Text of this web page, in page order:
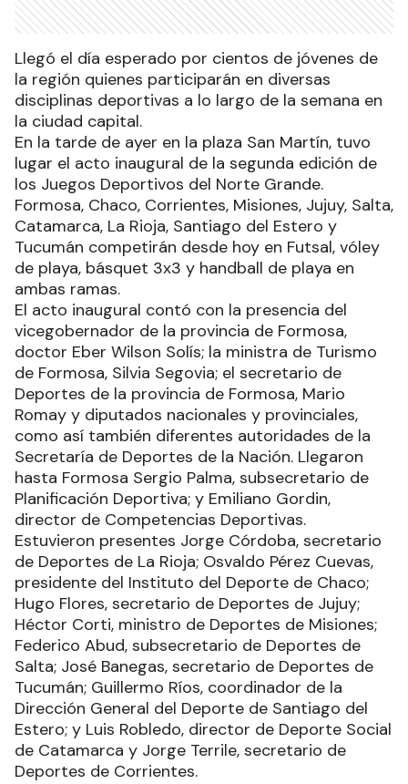
Llegó el día esperado por cientos de jóvenes de
la región quienes participarán en diversas
disciplinas deportivas a lo largo de la semana en
la ciudad capital.
En la tarde de ayer en la plaza San Martín, tuvo
lugar el acto inaugural de la segunda edición de
los Juegos Deportivos del Norte Grande.
Formosa, Chaco, Corrientes, Misiones, Jujuy, Salta,
Catamarca, La Rioja, Santiago del Estero y
Tucumán competirán desde hoy en Futsal, vóley
de playa, básquet 3x3 y handball de playa en
ambas ramas.
El acto inaugural contó con la presencia del
vicegobernador de la provincia de Formosa,
doctor Eber Wilson Solís; la ministra de Turismo
de Formosa, Silvia Segovia; el secretario de
Deportes de la provincia de Formosa, Mario
Romay y diputados nacionales y provinciales,
como así también diferentes autoridades de la
Secretaría de Deportes de la Nación. Llegaron
hasta Formosa Sergio Palma, subsecretario de
Planificación Deportiva; y Emiliano Gordin,
director de Competencias Deportivas.
Estuvieron presentes Jorge Córdoba, secretario
de Deportes de La Rioja; Osvaldo Pérez Cuevas,
presidente del Instituto del Deporte de Chaco;
Hugo Flores, secretario de Deportes de Jujuy;
Héctor Corti, ministro de Deportes de Misiones;
Federico Abud, subsecretario de Deportes de
Salta; José Banegas, secretario de Deportes de
Tucumán; Guillermo Ríos, coordinador de la
Dirección General del Deporte de Santiago del
Estero; y Luis Robledo, director de Deporte Social
de Catamarca y Jorge Terrile, secretario de
Deportes de Corrientes.